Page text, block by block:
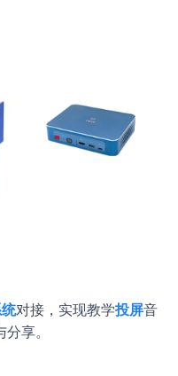
对接，实现教学投屏音
享。